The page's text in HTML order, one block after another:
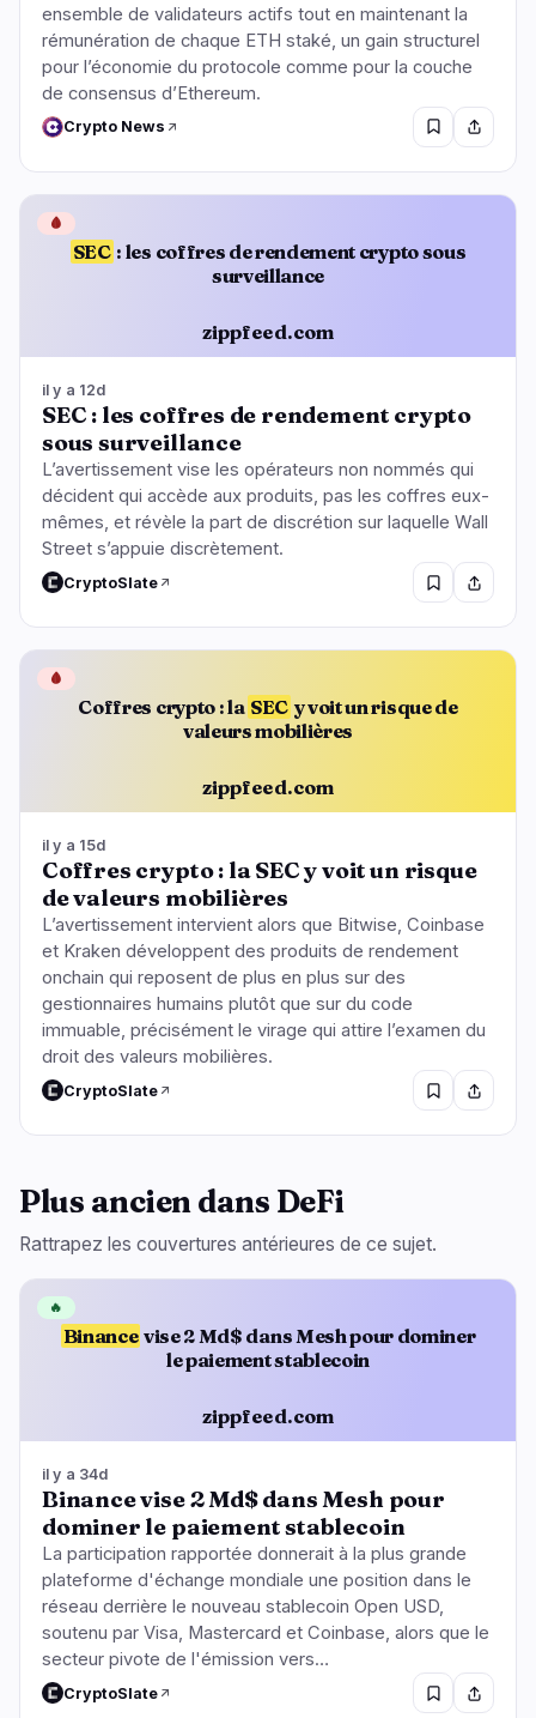
ensemble de validateurs actifs tout en maintenant la
rémunération de chaque ETH staké, un gain structurel
pour l’économie du protocole comme pour la couche
de consensus d’Ethereum.
Crypto News
SEC : les coffres de rendement crypto sous
surveillance
zippfeed.com
🩸
il y a 12d
SEC : les coffres de rendement crypto
sous surveillance
L’avertissement vise les opérateurs non nommés qui
décident qui accède aux produits, pas les coffres eux-
mêmes, et révèle la part de discrétion sur laquelle Wall
Street s’appuie discrètement.
CryptoSlate
Coffres crypto : la SEC y voit un risque de
valeurs mobilières
zippfeed.com
🩸
il y a 15d
Coffres crypto : la SEC y voit un risque
de valeurs mobilières
L’avertissement intervient alors que Bitwise, Coinbase
et Kraken développent des produits de rendement
onchain qui reposent de plus en plus sur des
gestionnaires humains plutôt que sur du code
immuable, précisément le virage qui attire l’examen du
droit des valeurs mobilières.
CryptoSlate
Plus ancien dans DeFi
Rattrapez les couvertures antérieures de ce sujet.
Binance vise 2 Md$ dans Mesh pour dominer
le paiement stablecoin
zippfeed.com
🔥
il y a 34d
Binance vise 2 Md$ dans Mesh pour
dominer le paiement stablecoin
La participation rapportée donnerait à la plus grande
plateforme d'échange mondiale une position dans le
réseau derrière le nouveau stablecoin Open USD,
soutenu par Visa, Mastercard et Coinbase, alors que le
secteur pivote de l'émission vers…
CryptoSlate